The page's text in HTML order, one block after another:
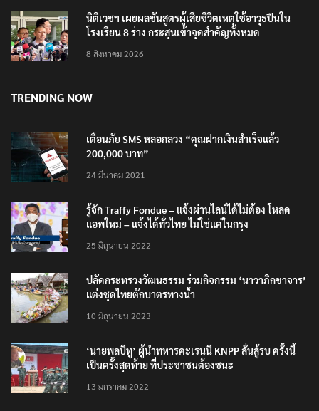
นิติเวชฯ เผยผลชันสูตรผู้เสียชีวิตเหตุใช้อาวุธปืนใน
โรงเรียน 8 ร่าง กระสุนเข้าจุดสำคัญทั้งหมด
8 สิงหาคม 2026
TRENDING NOW
เตือนภัย SMS หลอกลวง “คุณฝากเงินสำเร็จแล้ว
200,000 บาท”
24 มีนาคม 2021
รู้จัก Traffy Fondue – แจ้งผ่านไลน์ได้ไม่ต้อง โหลด
แอพใหม่ – แจ้งได้ทั่วไทย ไม่ใช่แค่ในกรุง
25 มิถุนายน 2022
ปลัดกระทรวงวัฒนธรรม ร่วมกิจกรรม ‘นาวาภิกขาจาร’
แต่งชุดไทยตักบาตรทางน้ำ
10 มิถุนายน 2023
‘นายพลบีทู’ ผู้นำทหารคะเรนนี KNPP ลั่นสู้รบ ครั้งนี้
เป็นครั้งสุดท้าย ที่ประชาชนต้องชนะ
13 มกราคม 2022